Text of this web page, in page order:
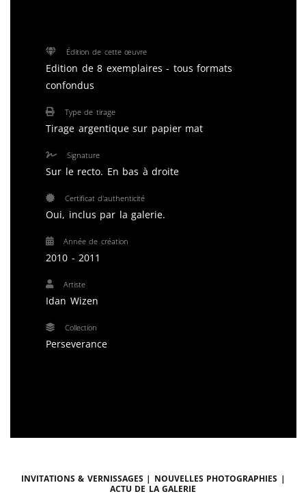
Édition de cette œuvre
Edition de 8 exemplaires - tous formats
confondus
Type de tirage
Tirage argentique sur papier mat
Signature
Sur le recto. En bas à droite
Certificat d'authenticité
Oui, inclus par la galerie.
Année de création
2010 - 2011
Artiste
Idan Wizen
Collection
Perseverance
Invitations & vernissages | Nouvelles photographies |
Actu de la galerie